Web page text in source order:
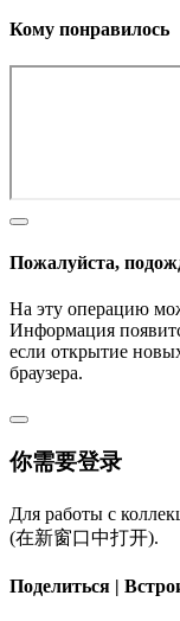
Кому понравилось
Пожалуйста,
На эту операцию
Информация
если открытие
браузера.
你需要登录
Для работы с
(在新窗口中打开).
Поделиться |